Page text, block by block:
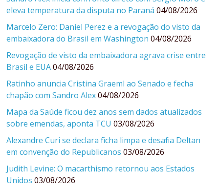
eleva temperatura da disputa no Paraná 04/08/2026
Marcelo Zero: Daniel Perez e a revogação do visto da
embaixadora do Brasil em Washington 04/08/2026
Revogação de visto da embaixadora agrava crise entre
Brasil e EUA 04/08/2026
Ratinho anuncia Cristina Graeml ao Senado e fecha
chapão com Sandro Alex 04/08/2026
Mapa da Saúde ficou dez anos sem dados atualizados
sobre emendas, aponta TCU 03/08/2026
Alexandre Curi se declara ficha limpa e desafia Deltan
em convenção do Republicanos 03/08/2026
Judith Levine: O macarthismo retornou aos Estados
Unidos 03/08/2026